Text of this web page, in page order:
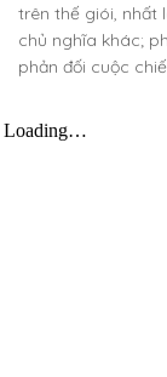
trên thế giói, nhất
chủ nghĩa khác;
phản đối cuộc